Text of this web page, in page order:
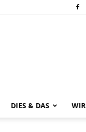
DIES & DAS WIR